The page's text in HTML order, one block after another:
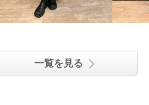
一覧を見る